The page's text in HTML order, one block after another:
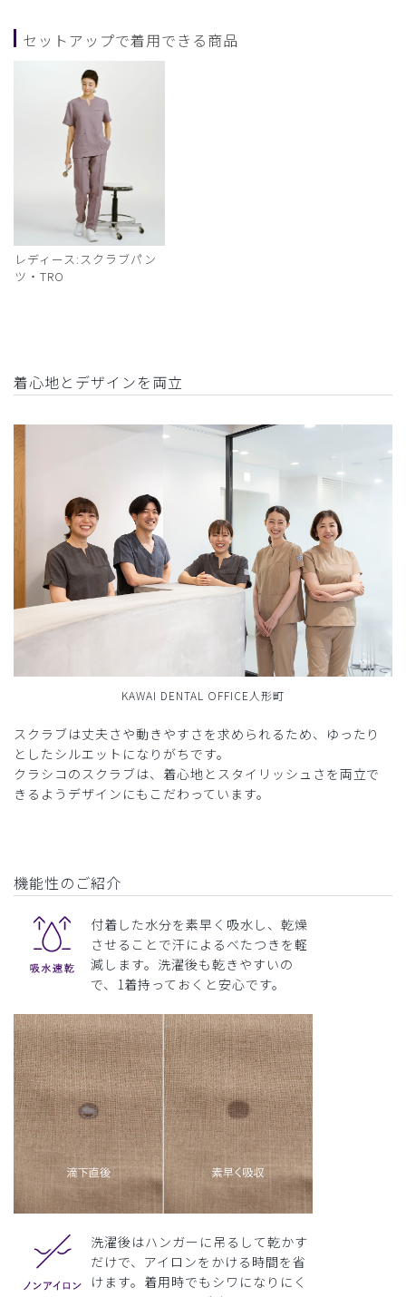
セットアップで着用できる商品
レディース:スクラブパン
ツ・TRO
着心地とデザインを両立
KAWAI DENTAL OFFICE人形町
スクラブは丈夫さや動きやすさを求められるため、ゆったり
としたシルエットになりがちです。
クラシコのスクラブは、着心地とスタイリッシュさを両立で
きるようデザインにもこだわっています。
機能性のご紹介
付着した水分を素早く吸水し、乾燥
させることで汗によるべたつきを軽
減します。洗濯後も乾きやすいの
で、1着持っておくと安心です。
洗濯後はハンガーに吊るして乾かす
だけで、アイロンをかける時間を省
けます。着用時でもシワになりにく